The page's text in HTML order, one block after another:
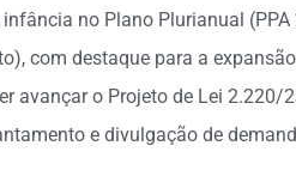
no Plano Plurianual (PPA
com destaque para a
avançar o Projeto de Lei 2.220/
e divulgação de